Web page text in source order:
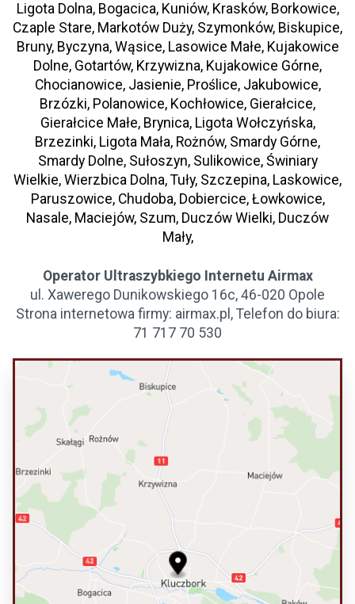
Ligota Dolna, Bogacica, Kuniów, Krasków, Borkowice,
Czaple Stare, Markotów Duży, Szymonków, Biskupice,
Bruny, Byczyna, Wąsice, Lasowice Małe, Kujakowice
Dolne, Gotartów, Krzywizna, Kujakowice Górne,
Chocianowice, Jasienie, Proślice, Jakubowice,
Brzózki, Polanowice, Kochłowice, Gierałcice,
Gierałcice Małe, Brynica, Ligota Wołczyńska,
Brzezinki, Ligota Mała, Rożnów, Smardy Górne,
Smardy Dolne, Sułoszyn, Sulikowice, Świniary
Wielkie, Wierzbica Dolna, Tuły, Szczepina, Laskowice,
Paruszowice, Chudoba, Dobiercice, Łowkowice,
Nasale, Maciejów, Szum, Duczów Wielki, Duczów
Mały,
Operator Ultraszybkiego Internetu Airmax
ul. Xawerego Dunikowskiego 16c, 46-020 Opole
Strona internetowa firmy: airmax.pl, Telefon do biura:
71 717 70 530